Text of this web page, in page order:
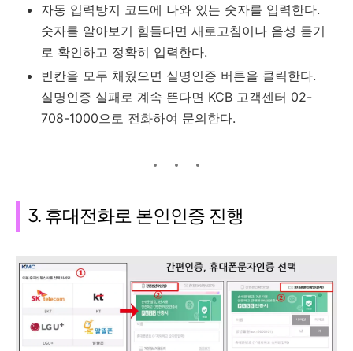
자동 입력방지 코드에 나와 있는 숫자를 입력한다.
숫자를 알아보기 힘들다면 새로고침이나 음성 듣기
로 확인하고 정확히 입력한다.
빈칸을 모두 채웠으면 실명인증 버튼을 클릭한다.
실명인증 실패로 계속 뜬다면 KCB 고객센터 02-
708-1000으로 전화하여 문의한다.
3. 휴대전화로 본인인증 진행